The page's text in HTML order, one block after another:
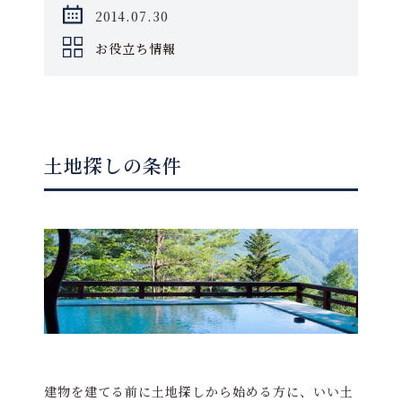
2014.07.30
お役立ち情報
土地探しの条件
建物を建てる前に土地探しから始める方に、いい土